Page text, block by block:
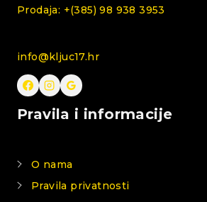
Prodaja: +(385) 98 938 3953
info@kljuc17.hr
Pravila i informacije
O nama
Pravila privatnosti